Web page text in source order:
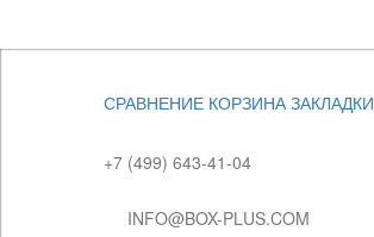
СРАВНЕНИЕ КОРЗИНАЗАКЛАДКИ
+7 (499) 643-41-04
INFO@BOX-PLUS.COM